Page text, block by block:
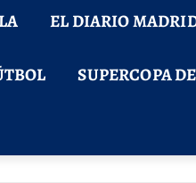
EL DIARIO
SUPERCOPA